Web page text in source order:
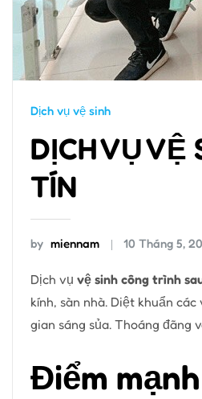
Dịch vụ vệ sinh
DỊCH VỤ VỆ
TÍN
by miennam 10 Tháng 5,
Dịch vụ vệ sinh công trình
kính, sàn nhà. Diệt khuẩn
gian sáng sủa. Thoáng đãng
Điểm